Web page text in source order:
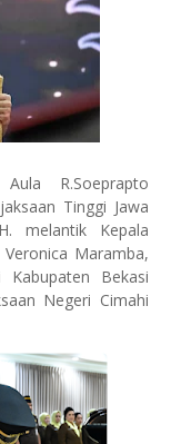
R.Soeprapto
Tinggi Jawa
melantik Kepala
Maramba,
Kabupaten Bekasi
Negeri Cimahi